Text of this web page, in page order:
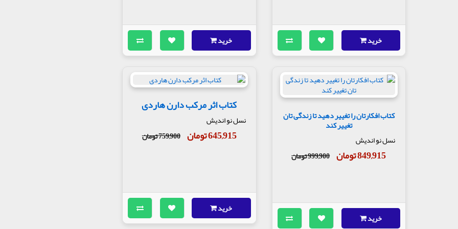
خرید خرید
کتاب افکارتان را تغییر دهید تا زندگی تان
تغییر کند
نسل نو اندیش
849,915 تومان 999,900 تومان
خرید
کتاب اثر مرکب دارن هاردی
نسل نو اندیش
645,915 تومان 759,900 تومان
خرید